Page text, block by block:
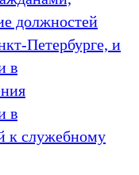
должностей
и
в
в
к служебному